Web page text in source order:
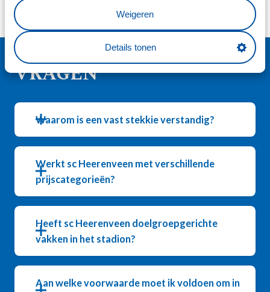
Weigeren
Details tonen
VEELGESTELDE
VRAGEN
Waarom is een vast stekkie verstandig?
Werkt sc Heerenveen met verschillende
prijscategorieën?
Heeft sc Heerenveen doelgroepgerichte
vakken in het stadion?
Aan welke voorwaarde moet ik voldoen om in